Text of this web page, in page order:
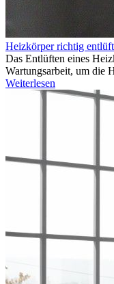
Heizkörper richtig
Das Entlüften eines
Wartungsarbeit, um die
Weiterlesen